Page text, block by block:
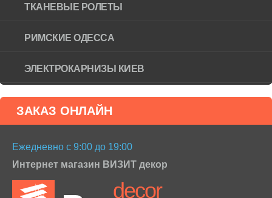
ТКАНЕВЫЕ РОЛЕТЫ
РИМСКИЕ ОДЕССА
ЭЛЕКТРОКАРНИЗЫ КИЕВ
ЗАКАЗ ОНЛАЙН
Ежедневно с 9:00 до 19:00
Интернет магазин ВИЗИТ декор